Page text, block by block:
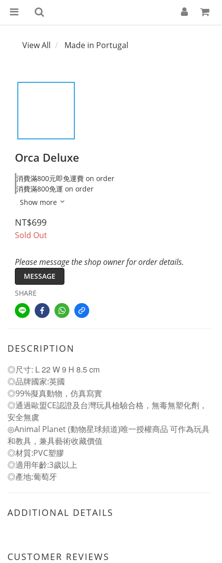
View All Made in Portugal
Orca Deluxe
消費滿800元即免運費 on order
消費滿800免運 on order
Show more
NT$699
Sold Out
Please message the shop owner for order details.
MESSAGE
SHARE
DESCRIPTION
◎尺寸: L 22 W 9 H 8.5 cm
◎品牌國家:英國
◎99%擬真動物，仿真寫實
◎通過歐盟CE認證及台灣玩具檢驗合格，無毒無塑化劑，
安全無虞
◎Animal Planet (動物星球頻道)唯一授權商品 可作為玩具
和教具，兼具藝術收藏價值
◎材質:PVC塑膠
◎適用年齡:3歲以上
◎產地:葡萄牙
ADDITIONAL DETAILS
CUSTOMER REVIEWS